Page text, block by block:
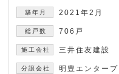
2021年2月
706戸
三井住友建設
明豊エンター